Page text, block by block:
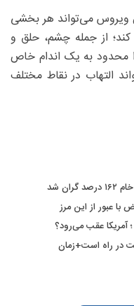
ویروس می‌تواند هر بخشی
از جمله چشم، حلق و
را محدود به یک اندام خاص
التهاب در نقاط مختلف
شد
عبور از این مرز
آمریکا عقب می‌رود؟
در راه است+زمان